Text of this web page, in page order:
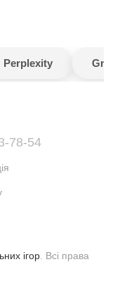
Perplexity
78-54
ігор . Всі права